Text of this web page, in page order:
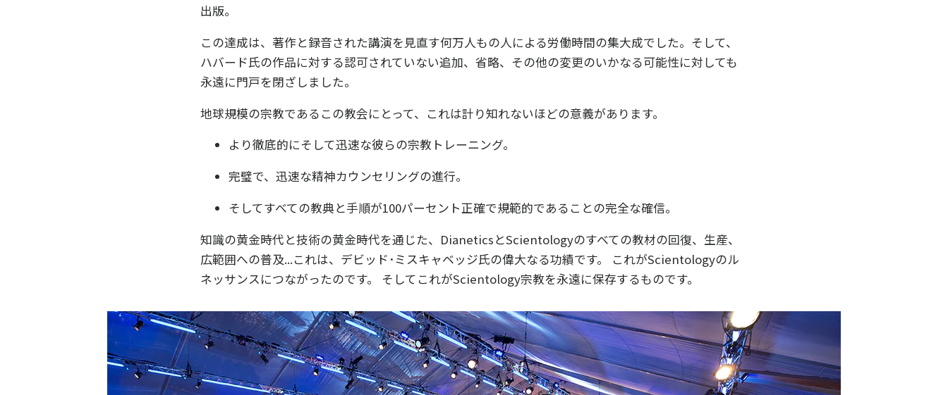
出版。
この達成は、著作と録音された講演を見直す何万人もの人による労働時間の集大成でした。そして、
ハバード氏の作品に対する認可されていない追加、省略、その他の変更のいかなる可能性に対しても
永遠に門戸を閉ざしました。
地球規模の宗教であるこの教会にとって、これは計り知れないほどの意義があります。
より徹底的にそして迅速な彼らの宗教トレーニング。
完璧で、迅速な精神カウンセリングの進行。
そしてすべての教典と手順が100パーセント正確で規範的であることの完全な確信。
知識の黄金時代と技術の黄金時代を通じた、DianeticsとScientologyのすべての教材の回復、生産、
広範囲への普及...これは、デビッド･ミスキャベッジ氏の偉大なる功績です。 これがScientologyのル
ネッサンスにつながったのです。 そしてこれがScientology宗教を永遠に保存するものです。